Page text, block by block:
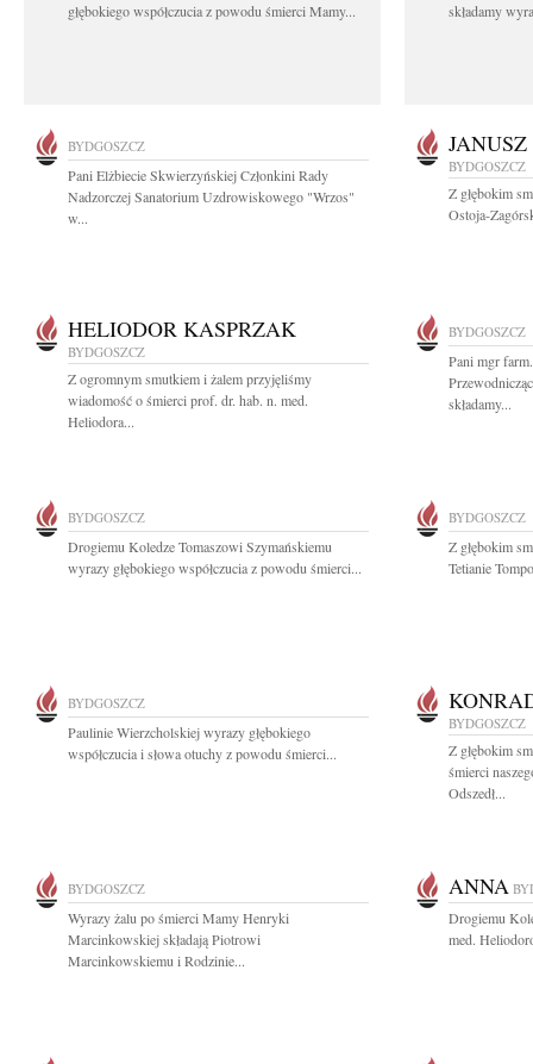
głębokiego współczucia z powodu śmierci Mamy...
składamy
BYDGOSZCZ
Pani Elżbiecie Skwierzyńskiej Członkini Rady
Nadzorczej Sanatorium Uzdrowiskowego "Wrzos"
w...
BYDGOSZCZ
Z głębokim
Ostoja-
HELIODOR KASPRZAK
BYDGOSZCZ
Z ogromnym smutkiem i żalem przyjęliśmy
wiadomość o śmierci prof. dr. hab. n. med.
Heliodora...
BYDGOSZCZ
Pani mgr
składamy...
BYDGOSZCZ
Drogiemu Koledze Tomaszowi Szymańskiemu
wyrazy głębokiego współczucia z powodu śmierci...
BYDGOSZCZ
Z głębokim
Tetianie
BYDGOSZCZ
Paulinie Wierzcholskiej wyrazy głębokiego
współczucia i słowa otuchy z powodu śmierci...
BYDGOSZCZ
Z głębokim
śmierci
Odszedł...
BYDGOSZCZ
Wyrazy żalu po śmierci Mamy Henryki
Marcinkowskiej składają Piotrowi
Marcinkowskiemu i Rodzinie...
ANNA
Drogiemu
med.